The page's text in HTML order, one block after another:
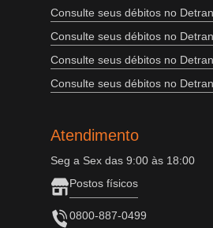
Consulte seus débitos no
Consulte seus débitos no
Consulte seus débitos no
Consulte seus débitos no
Atendimento
Seg a Sex das 9:00 às 18:00
Postos físicos
0800-887-0499